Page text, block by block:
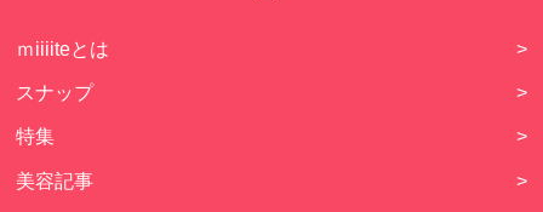
ｍiiiiteとは >
スナップ >
特集 >
美容記事 >